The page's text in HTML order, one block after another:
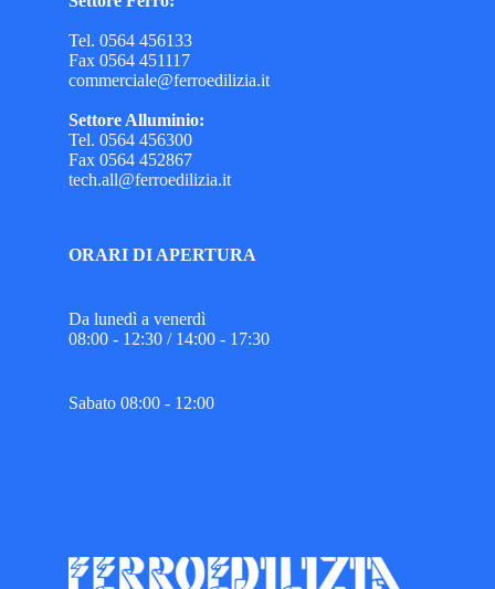
Tel. 0564 456133
Fax 0564 451117
commerciale@ferroedilizia.it
Settore Alluminio:
Tel. 0564 456300
Fax 0564 452867
tech.all@ferroedilizia.it
ORARI DI APERTURA
Da lunedì a venerdì
08:00 - 12:30 / 14:00 - 17:30
Sabato 08:00 - 12:00